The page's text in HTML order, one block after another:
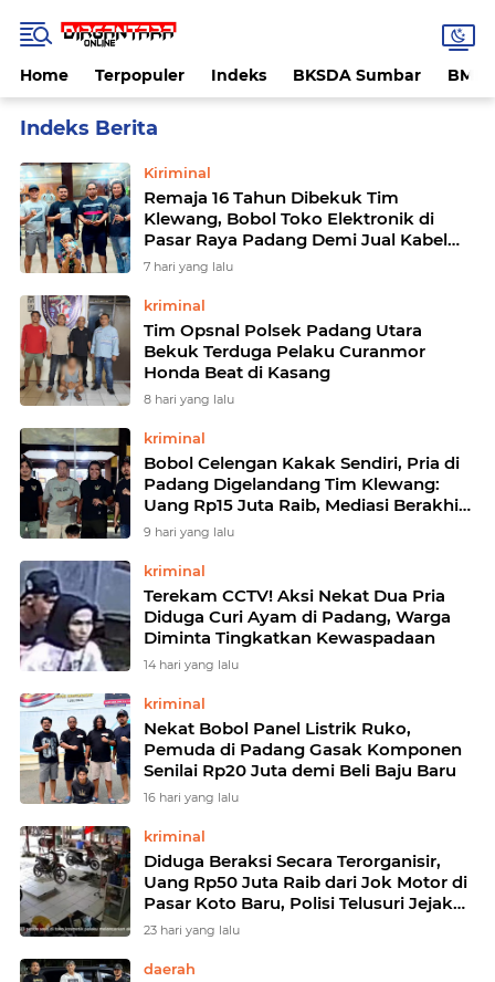
Home Terpopuler Indeks BKSDA Sumbar
Kiriminal
Remaja 16 Tahun Dibekuk Tim
Klewang, Bobol Toko Elektronik di
Pasar Raya Padang Demi Jual Kabel
Tembaga
7 hari yang lalu
kriminal
Tim Opsnal Polsek Padang Utara
Bekuk Terduga Pelaku Curanmor
Honda Beat di Kasang
8 hari yang lalu
kriminal
Bobol Celengan Kakak Sendiri, Pria di
Padang Digelandang Tim Klewang:
Uang Rp15 Juta Raib, Mediasi Berakhir
di Jalur Hukum
9 hari yang lalu
kriminal
Terekam CCTV! Aksi Nekat Dua Pria
Diduga Curi Ayam di Padang, Warga
Diminta Tingkatkan Kewaspadaan
14 hari yang lalu
kriminal
Nekat Bobol Panel Listrik Ruko,
Pemuda di Padang Gasak Komponen
Senilai Rp20 Juta demi Beli Baju Baru
16 hari yang lalu
kriminal
Diduga Beraksi Secara Terorganisir,
Uang Rp50 Juta Raib dari Jok Motor di
Pasar Koto Baru, Polisi Telusuri Jejak
Empat Orang dalam Rekaman CCTV
23 hari yang lalu
daerah